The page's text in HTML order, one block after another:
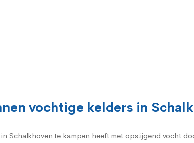
vochtige kelders in
Schalkhoven te kampen heeft met opstijgend vocht